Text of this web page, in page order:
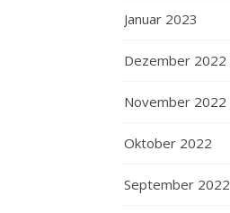
Januar 2023
Dezember 2022
November 2022
Oktober 2022
September 2022